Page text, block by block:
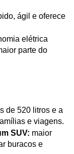
ágil e oferece
elétrica
parte do
de 520 litros e a
e viagens.
SUV: maior
buracos e